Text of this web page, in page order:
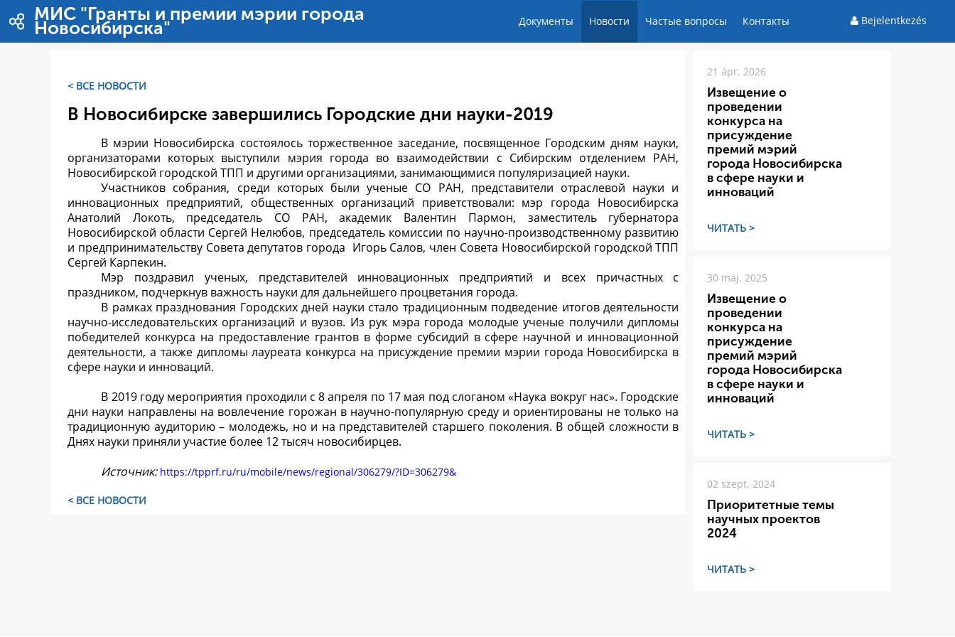
Ugrás a tartalomhoz
МИС "Гранты и премии мэрии города
Новосибирска" Документы Новости Частые вопросы Контакты Bejelentkezés
< ВСЕ НОВОСТИ
В Новосибирске завершились Городские дни науки-2019
В мэрии Новосибирска состоялось торжественное заседание, посвященное Городским дням науки,
организаторами которых выступили мэрия города во взаимодействии с Сибирским отделением РАН,
Новосибирской городской ТПП и другими организациями, занимающимися популяризацией науки.
Участников собрания, среди которых были ученые СО РАН, представители отраслевой науки и
инновационных предприятий, общественных организаций приветствовали: мэр города Новосибирска
Анатолий Локоть, председатель СО РАН, академик Валентин Пармон, заместитель губернатора
Новосибирской области Сергей Нелюбов, председатель комиссии по научно-производственному развитию
и предпринимательству Совета депутатов города Игорь Салов, член Совета Новосибирской городской ТПП
Сергей Карпекин.
Мэр поздравил ученых, представителей инновационных предприятий и всех причастных с
праздником, подчеркнув важность науки для дальнейшего процветания города.
В рамках празднования Городских дней науки стало традиционным подведение итогов деятельности
научно-исследовательских организаций и вузов. Из рук мэра города молодые ученые получили дипломы
победителей конкурса на предоставление грантов в форме субсидий в сфере научной и инновационной
деятельности, а также дипломы лауреата конкурса на присуждение премии мэрии города Новосибирска в
сфере науки и инноваций.
В 2019 году мероприятия проходили с 8 апреля по 17 мая под слоганом «Наука вокруг нас». Городские
дни науки направлены на вовлечение горожан в научно-популярную среду и ориентированы не только на
традиционную аудиторию – молодежь, но и на представителей старшего поколения. В общей сложности в
Днях науки приняли участие более 12 тысяч новосибирцев.
Источник: https://tpprf.ru/ru/mobile/news/regional/306279/?ID=306279&
< ВСЕ НОВОСТИ
21 ápr. 2026
Извещение о
проведении
конкурса на
присуждение
премий мэрий
города Новосибирска
в сфере науки и
инноваций
ЧИТАТЬ >
30 máj. 2025
Извещение о
проведении
конкурса на
присуждение
премий мэрий
города Новосибирска
в сфере науки и
инноваций
ЧИТАТЬ >
02 szept. 2024
Приоритетные темы
научных проектов
2024
ЧИТАТЬ >